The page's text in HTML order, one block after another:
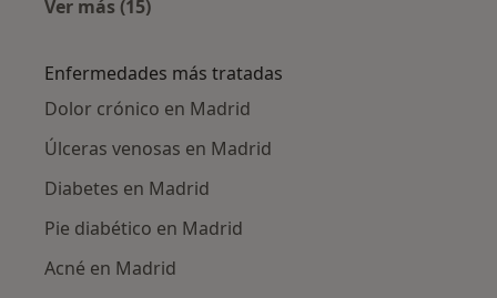
Ver más (15)
Enfermedades más tratadas
Dolor crónico en Madrid
Úlceras venosas en Madrid
Diabetes en Madrid
Pie diabético en Madrid
Acné en Madrid